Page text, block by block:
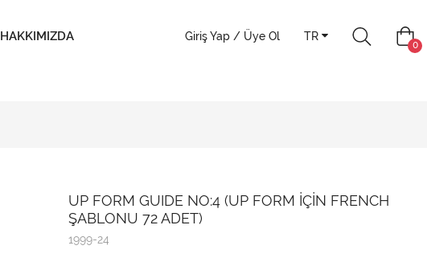
HAKKIMIZDA Giriş Yap / Üye Ol TR
0
UP FORM GUIDE NO:4 (UP FORM İÇİN FRENCH
ŞABLONU 72 ADET)
1999-24